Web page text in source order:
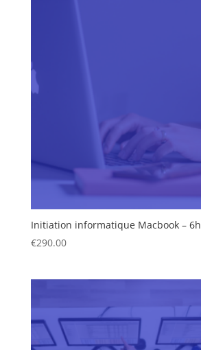
Initiation informatique Macbook – 6h
€290.00